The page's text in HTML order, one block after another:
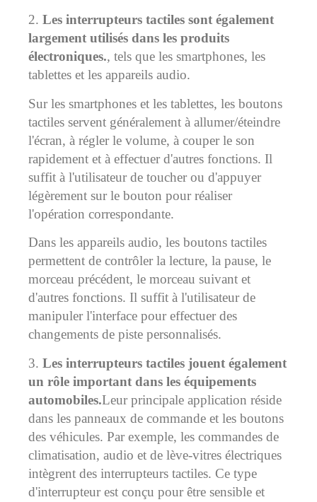
2. Les interrupteurs tactiles sont également
largement utilisés dans les produits
électroniques., tels que les smartphones, les
tablettes et les appareils audio.
Sur les smartphones et les tablettes, les boutons
tactiles servent généralement à allumer/éteindre
l'écran, à régler le volume, à couper le son
rapidement et à effectuer d'autres fonctions. Il
suffit à l'utilisateur de toucher ou d'appuyer
légèrement sur le bouton pour réaliser
l'opération correspondante.
Dans les appareils audio, les boutons tactiles
permettent de contrôler la lecture, la pause, le
morceau précédent, le morceau suivant et
d'autres fonctions. Il suffit à l'utilisateur de
manipuler l'interface pour effectuer des
changements de piste personnalisés.
3. Les interrupteurs tactiles jouent également
un rôle important dans les équipements
automobiles.Leur principale application réside
dans les panneaux de commande et les boutons
des véhicules. Par exemple, les commandes de
climatisation, audio et de lève-vitres électriques
intègrent des interrupteurs tactiles. Ce type
d'interrupteur est conçu pour être sensible et